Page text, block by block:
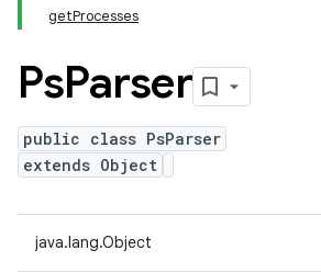
getProcesses
PsParser
public class PsParser
extends Object
java.lang.Object